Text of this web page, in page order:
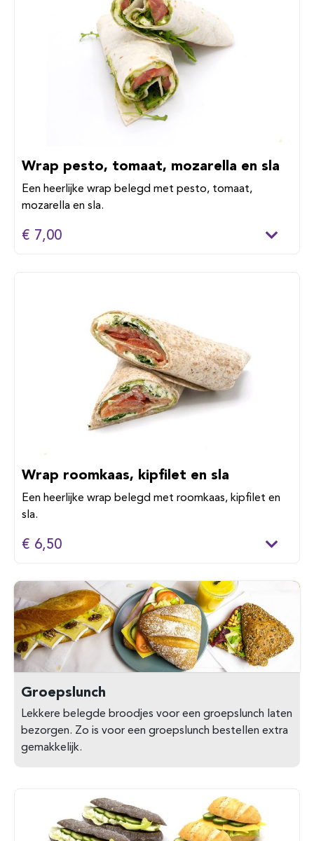
Wrap pesto, tomaat, mozarella en sla
Een heerlijke wrap belegd met pesto, tomaat,
mozarella en sla.
€ 7,00
Wrap roomkaas, kipfilet en sla
Een heerlijke wrap belegd met roomkaas, kipfilet en
sla.
€ 6,50
Groepslunch
Lekkere belegde broodjes voor een groepslunch laten
bezorgen. Zo is voor een groepslunch bestellen extra
gemakkelijk.